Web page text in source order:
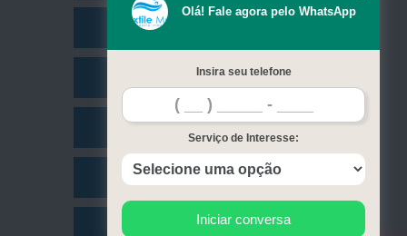
Missão
Contato
Mapa do site
Olá! Fale agora pelo WhatsApp
Insira seu telefone
Serviço de Interesse:
Iniciar conversa